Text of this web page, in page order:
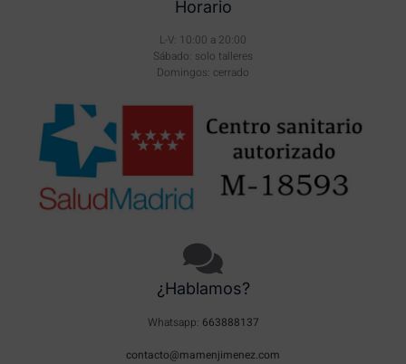
Horario
L-V: 10:00 a 20:00
Sábado: solo talleres
Domingos: cerrado
¿Hablamos?
Whatsapp: 663888137
contacto@mamenjimenez.com